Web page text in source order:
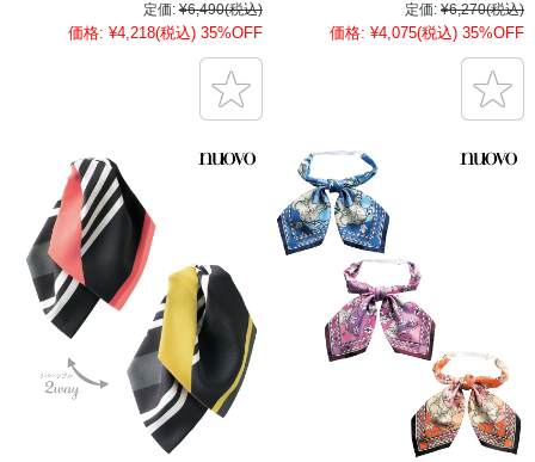
定価: ¥6,490(税込)
価格: ¥4,218(税込) 35%OFF
定価: ¥6,270(税込)
価格: ¥4,075(税込) 35%OFF